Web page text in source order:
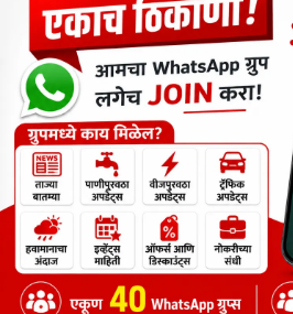
Contact Us
Privacy Policy
Short News
ThemeNcode PDF Viewer SC [Do not
वाचकांना विनम्र सूचना
Nashik Calling - Nashik News in Marathi